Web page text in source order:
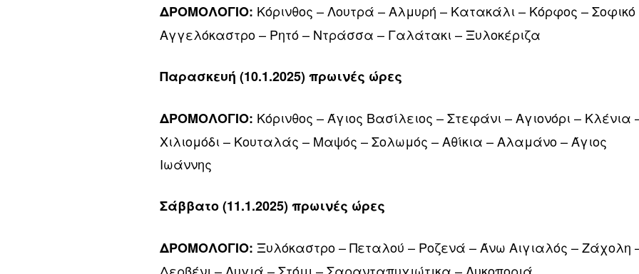
ΔΡΟΜΟΛΟΓΙΟ: Κόρινθος – Λουτρά – Αλμυρή – Κατακάλι – Κόρφος – Σοφικό
Αγγελόκαστρο – Ρητό – Ντράσσα – Γαλάτακι – Ξυλοκέριζα
Παρασκευή (10.1.2025) πρωινές ώρες
ΔΡΟΜΟΛΟΓΙΟ: Κόρινθος – Άγιος Βασίλειος – Στεφάνι – Αγιονόρι – Κλένια
Χιλιομόδι – Κουταλάς – Μαψός – Σολωμός – Αθίκια – Αλαμάνο – Άγιος
Ιωάννης
Σάββατο (11.1.2025) πρωινές ώρες
ΔΡΟΜΟΛΟΓΙΟ: Ξυλόκαστρο – Πεταλού – Ροζενά – Άνω Αιγιαλός – Ζάχολη